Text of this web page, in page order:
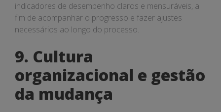
indicadores de desempenho claros e mensuráveis, a
fim de acompanhar o progresso e fazer ajustes
necessários ao longo do processo.
9. Cultura
organizacional e gestão
da mudança